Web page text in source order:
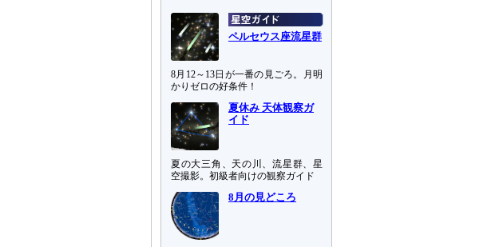
ペルセウス座流星群
8月12～13日が一番の見ごろ。月明
かりゼロの好条件！
夏休み 天体観察ガ
イド
夏の大三角、天の川、流星群、星
空撮影。初級者向けの観察ガイド
8月の見どころ